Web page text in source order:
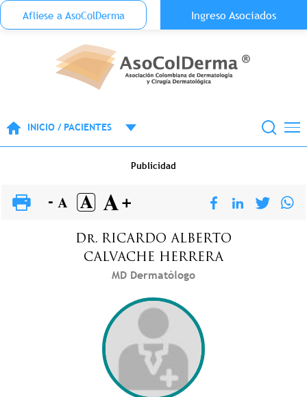
Pasar al contenido principal
Menu Top Anónimo
Aflíese a AsoColDerma Ingreso Asociados
INICIO / PACIENTES
Publicidad
Dr. RICARDO ALBERTO
CALVACHE HERRERA
MD Dermatólogo